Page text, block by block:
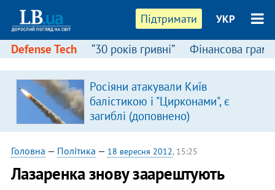
Підтримати УКР
Defense Tech “30 років гривні” Фінансова
Росіяни атакували Київ
балістикою і "Цирконами", є
загиблі (доповнено)
Головна — Політика — 18 вересня 2012, 15:25
Лазаренка знову заарештують